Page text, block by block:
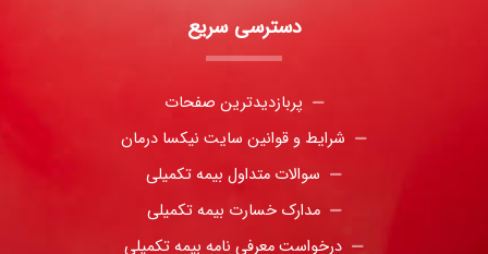
دسترسی سریع
پربازدیدترین صفحات
شرایط و قوانین سایت نیکسا درمان
سوالات متداول بیمه تکمیلی
مدارک خسارت بیمه تکمیلی
درخواست معرفی نامه بیمه تکمیلی